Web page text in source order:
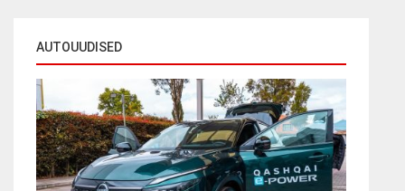
AUTOUUDISED